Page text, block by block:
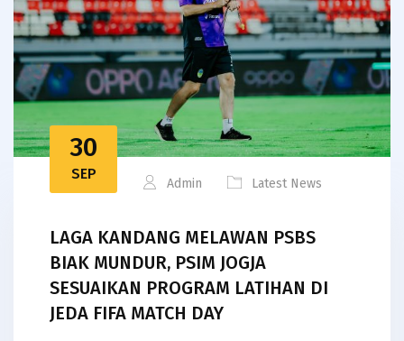
30
SEP
Admin Latest News
LAGA KANDANG MELAWAN PSBS
BIAK MUNDUR, PSIM JOGJA
SESUAIKAN PROGRAM LATIHAN DI
JEDA FIFA MATCH DAY